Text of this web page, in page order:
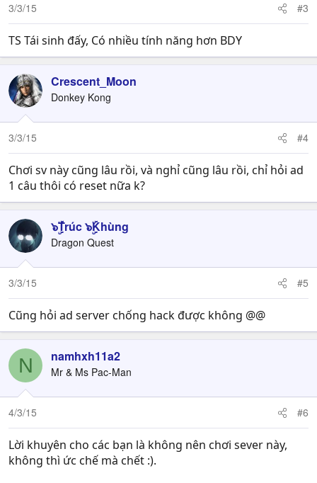
3/3/15 #3
TS Tái sinh đấy, Có nhiều tính năng hơn BDY
Crescent_Moon
Donkey Kong
3/3/15 #4
Chơi sv này cũng lâu rồi, và nghỉ cũng lâu rồi, chỉ hỏi ad
1 câu thôi có reset nữa k?
๖ۣۜTrúc ๖ۣۜKhùng
Dragon Quest
3/3/15 #5
Cũng hỏi ad server chống hack được không @@
N namhxh11a2
Mr & Ms Pac-Man
4/3/15 #6
Lời khuyên cho các bạn là không nên chơi sever này,
không thì ức chế mà chết :).